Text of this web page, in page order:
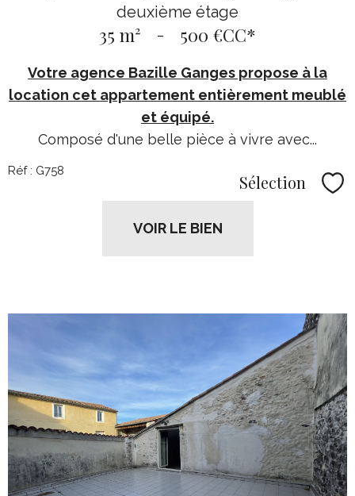
deuxième étage
35 m² - 500 €CC*
Votre agence Bazille Ganges propose à la
location cet appartement entièrement meublé
et équipé.
Composé d'une belle pièce à vivre avec...
Réf : G758
Sélection
VOIR LE BIEN